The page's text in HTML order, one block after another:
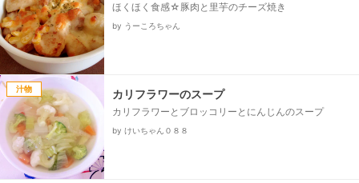
ほくほく食感☆豚肉と里芋のチーズ焼き
by うーころちゃん
汁物 カリフラワーのスープ
カリフラワーとブロッコリーとにんじんのスープ
by けいちゃん０８８